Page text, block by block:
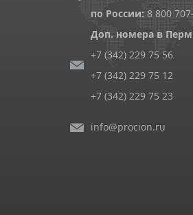
по России: 8 800
Доп. номера в
+7 (342) 229 75 56
+7 (342) 229 75 12
+7 (342) 229 75 23
info@procion.ru